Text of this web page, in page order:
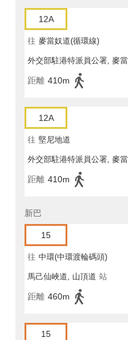
12A
往 麥當奴道(循環線)
外交部駐港特派員公署, 麥
距離 410m
12A
往 堅尼地道
外交部駐港特派員公署, 麥
距離 410m
新巴
15
往 中環(中環渡輪碼頭)
馬己仙峽道, 山頂道 站
距離 460m
15